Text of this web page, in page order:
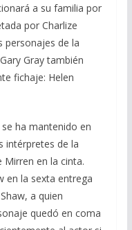
a su familia por
por Charlize
personajes de la
Gray también
fichaje: Helen
ha mantenido en
intérpretes de la
Mirren en la cinta.
en la sexta entrega
a quien
quedó en coma